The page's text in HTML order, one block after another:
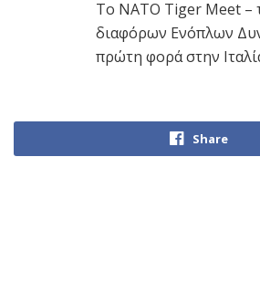
Το NATO Tiger Meet –
διαφόρων Ενόπλων
πρώτη φορά στην
Share